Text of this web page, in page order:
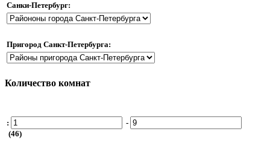
Санки-Петербург:
Пригород Санкт-Петербурга:
Количество комнат
:
-
(46)